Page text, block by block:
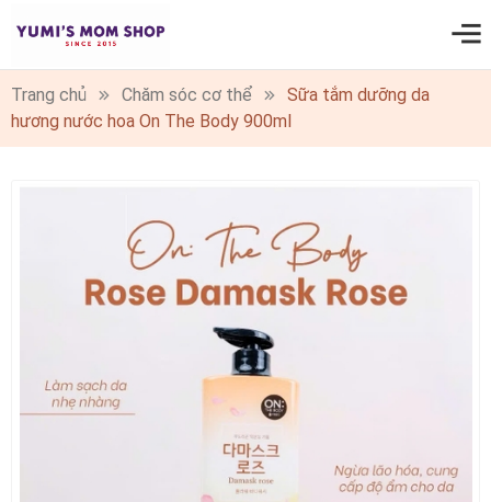
0
Trang chủ Chăm sóc cơ thể
Sữa tắm dưỡng da
hương nước hoa On The Body 900ml